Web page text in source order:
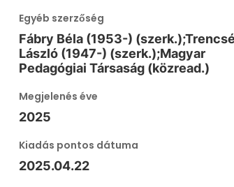
Egyéb szerzőség
Fábry Béla (1953-)
László (1947-) (szerk.);Magyar
Pedagógiai Társaság (közread.)
Megjelenés éve
2025
Kiadás pontos dátuma
2025.04.22